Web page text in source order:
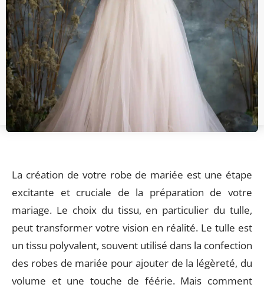
La création de votre robe de mariée est une étape
excitante et cruciale de la préparation de votre
mariage. Le choix du tissu, en particulier du tulle,
peut transformer votre vision en réalité. Le tulle est
un tissu polyvalent, souvent utilisé dans la confection
des robes de mariée pour ajouter de la légèreté, du
volume et une touche de féérie. Mais comment